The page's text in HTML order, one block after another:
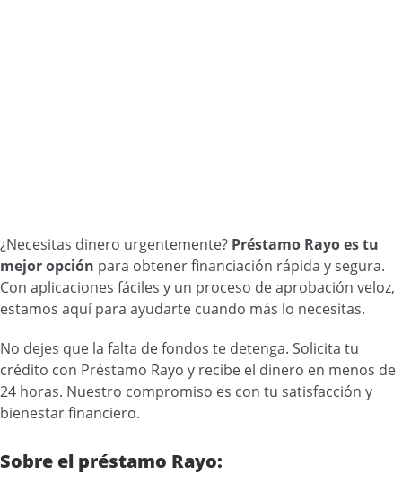
¿Necesitas dinero urgentemente? Préstamo Rayo es tu
mejor opción para obtener financiación rápida y segura.
Con aplicaciones fáciles y un proceso de aprobación veloz,
estamos aquí para ayudarte cuando más lo necesitas.
No dejes que la falta de fondos te detenga. Solicita tu
crédito con Préstamo Rayo y recibe el dinero en menos de
24 horas. Nuestro compromiso es con tu satisfacción y
bienestar financiero.
Sobre el préstamo Rayo: